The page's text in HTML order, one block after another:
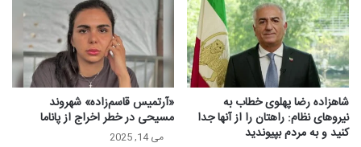
شاهزاده رضا پهلوی خطاب به
نیروهای نظام: راهتان را از آنها جدا
کنید و به مردم بپیوندید
«آرتمیس قاسم‌زاده» شهروند
مسیحی در خطر اخراج از پاناما
می 14, 2025